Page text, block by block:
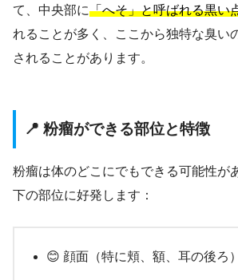
て、中央部に「へそ」と呼ばれる黒い
れることが多く、ここから独特な臭い
されることがあります。
📍 粉瘤ができる部位と特徴
粉瘤は体のどこにでもできる可能性が
下の部位に好発します：
😊 顔面（特に頬、額、耳の後ろ）